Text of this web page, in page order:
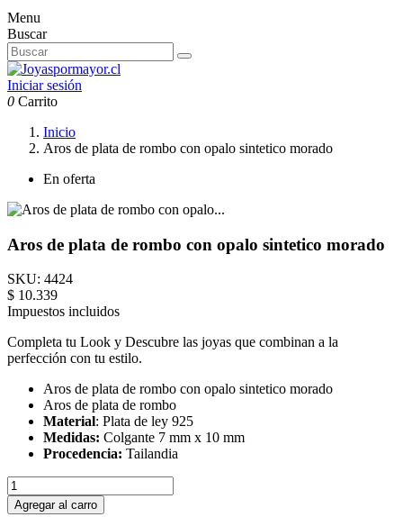
Menu
Buscar
Iniciar sesión
0 Carrito
Inicio
Aros de plata de rombo con opalo sintetico morado
En oferta
Aros de plata de rombo con opalo sintetico morado
SKU: 4424
$ 10.339
Impuestos incluidos
Completa tu Look y Descubre las joyas que combinan a la
perfección con tu estilo.
Aros de plata de rombo con opalo sintetico morado
Aros de plata de rombo
Material: Plata de ley 925
Medidas: Colgante 7 mm x 10 mm
Procedencia: Tailandia
Agregar al carro